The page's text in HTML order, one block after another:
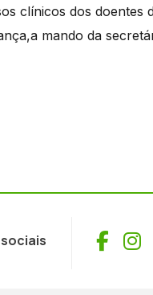
clínicos dos doentes
mando da